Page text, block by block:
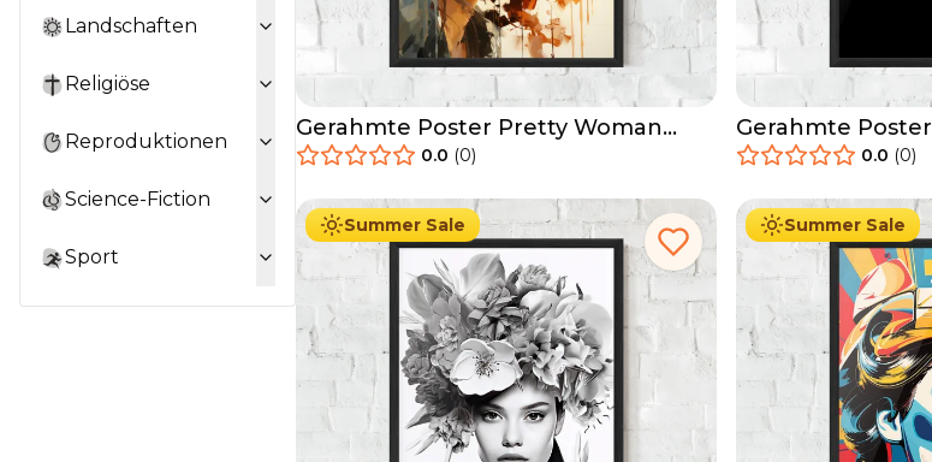
Landschaften
Religiöse
Reproduktionen
Science-Fiction
Sport
Gerahmte Poster Pretty Woman
Portrait
0.0 (0)
Gerahmte
0.0 (0)
Summer Sale
Ab 49.90 € 29.90
Summer Sale
Ab 49.90 € 29.90